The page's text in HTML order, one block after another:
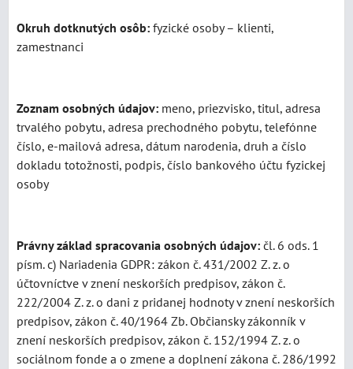
Okruh dotknutých osôb: fyzické osoby – klienti,
zamestnanci
Zoznam osobných údajov: meno, priezvisko, titul, adresa
trvalého pobytu, adresa prechodného pobytu, telefónne
číslo, e-mailová adresa, dátum narodenia, druh a číslo
dokladu totožnosti, podpis, číslo bankového účtu fyzickej
osoby
Právny základ spracovania osobných údajov: čl. 6 ods. 1
písm. c) Nariadenia GDPR: zákon č. 431/2002 Z. z. o
účtovníctve v znení neskorších predpisov, zákon č.
222/2004 Z. z. o dani z pridanej hodnoty v znení neskorších
predpisov, zákon č. 40/1964 Zb. Občiansky zákonník v
znení neskorších predpisov, zákon č. 152/1994 Z. z. o
sociálnom fonde a o zmene a doplnení zákona č. 286/1992